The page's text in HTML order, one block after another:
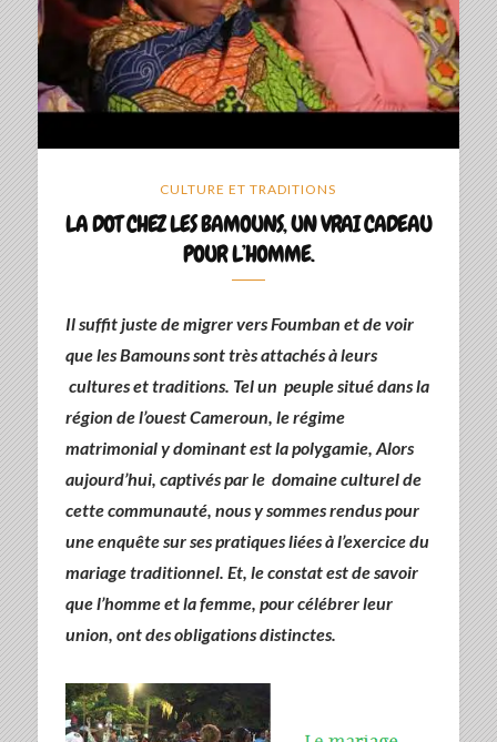
CULTURE ET TRADITIONS
LA DOT CHEZ LES BAMOUNS, UN VRAI CADEAU
POUR L’HOMME.
Il suffit juste de migrer vers Foumban et de voir
que les Bamouns sont très attachés à leurs
cultures et traditions. Tel un peuple situé dans la
région de l’ouest Cameroun, le régime
matrimonial y dominant est la polygamie, Alors
aujourd’hui, captivés par le domaine culturel de
cette communauté, nous y sommes rendus pour
une enquête sur ses pratiques liées à l’exercice du
mariage traditionnel. Et, le constat est de savoir
que l’homme et la femme, pour célébrer leur
union, ont des obligations distinctes.